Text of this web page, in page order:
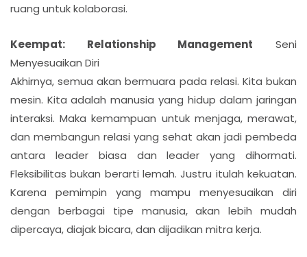
ruang untuk kolaborasi.
Keempat: Relationship Management Seni
Menyesuaikan Diri
Akhirnya, semua akan bermuara pada relasi. Kita bukan
mesin. Kita adalah manusia yang hidup dalam jaringan
interaksi. Maka kemampuan untuk menjaga, merawat,
dan membangun relasi yang sehat akan jadi pembeda
antara leader biasa dan leader yang dihormati.
Fleksibilitas bukan berarti lemah. Justru itulah kekuatan.
Karena pemimpin yang mampu menyesuaikan diri
dengan berbagai tipe manusia, akan lebih mudah
dipercaya, diajak bicara, dan dijadikan mitra kerja.